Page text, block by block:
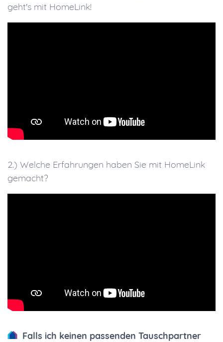
geht's mit HomeLink!
2.) Welche Erfahrungen haben Sie mit HomeLink
gemacht?
Falls ich keinen passenden Tauschpartner